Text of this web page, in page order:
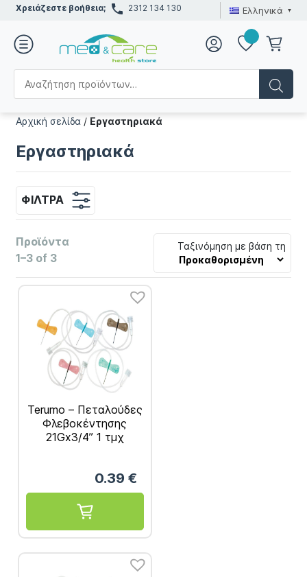
Χρειάζεστε βοήθεια; 2312 134 130 Ελληνικά
Αρχική σελίδα / Εργαστηριακά
Εργαστηριακά
ΦΊΛΤΡΑ
Προϊόντα
1–3 of 3
Ταξινόμηση με βάση τη
Terumo – Πεταλούδες
Φλεβοκέντησης
21Gx3/4” 1 τμχ
0.39 €